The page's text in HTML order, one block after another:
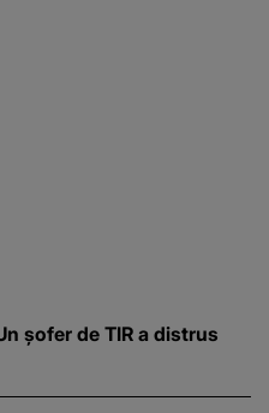
șofer de TIR a distrus